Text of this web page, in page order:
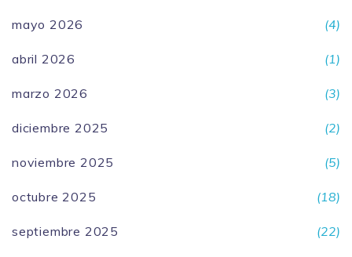
mayo 2026 (4)
abril 2026 (1)
marzo 2026 (3)
diciembre 2025 (2)
noviembre 2025 (5)
octubre 2025 (18)
septiembre 2025 (22)